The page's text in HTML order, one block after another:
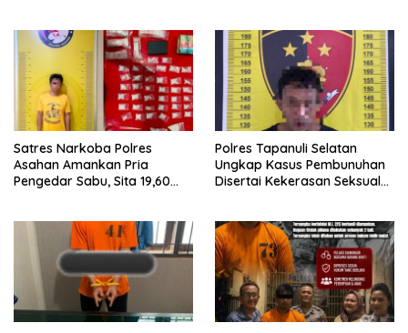
Satres Narkoba Polres
Asahan Amankan Pria
Pengedar Sabu, Sita 19,60
Polres Tapanuli Selatan
Ungkap Kasus Pembunuhan
Disertai Kekerasan Seksual